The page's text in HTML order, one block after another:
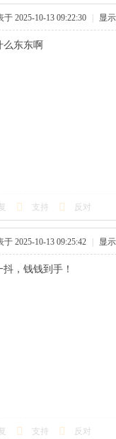
于 2025-10-13 09:22:30 显
么东东啊
支持 反对
于 2025-10-13 09:25:42 显
抖，钱钱到手！
支持 反对